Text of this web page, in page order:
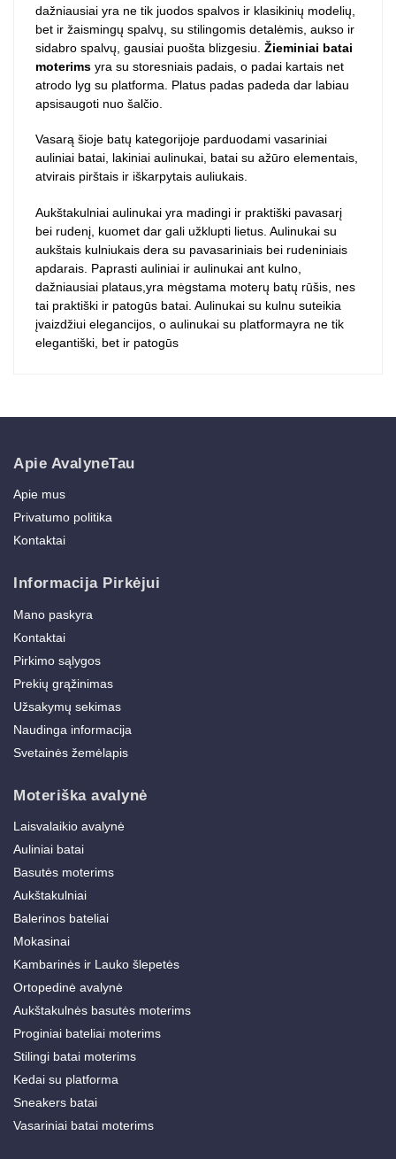
dažniausiai yra ne tik juodos spalvos ir klasikinių modelių,
bet ir žaismingų spalvų, su stilingomis detalėmis, aukso ir
sidabro spalvų, gausiai puošta blizgesiu. Žieminiai batai
moterims yra su storesniais padais, o padai kartais net
atrodo lyg su platforma. Platus padas padeda dar labiau
apsisaugoti nuo šalčio.
Vasarą šioje batų kategorijoje parduodami vasariniai
auliniai batai, lakiniai aulinukai, batai su ažūro elementais,
atvirais pirštais ir iškarpytais auliukais.
Aukštakulniai aulinukai yra madingi ir praktiški pavasarį
bei rudenį, kuomet dar gali užklupti lietus. Aulinukai su
aukštais kulniukais dera su pavasariniais bei rudeniniais
apdarais. Paprasti auliniai ir aulinukai ant kulno,
dažniausiai plataus,yra mėgstama moterų batų rūšis, nes
tai praktiški ir patogūs batai. Aulinukai su kulnu suteikia
įvaizdžiui elegancijos, o aulinukai su platformayra ne tik
elegantiški, bet ir patogūs
Apie AvalyneTau
Apie mus
Privatumo politika
Kontaktai
Informacija Pirkėjui
Mano paskyra
Kontaktai
Pirkimo sąlygos
Prekių grąžinimas
Užsakymų sekimas
Naudinga informacija
Svetainės žemėlapis
Moteriška avalynė
Laisvalaikio avalynė
Auliniai batai
Basutės moterims
Aukštakulniai
Balerinos bateliai
Mokasinai
Kambarinės ir Lauko šlepetės
Ortopedinė avalynė
Aukštakulnės basutės moterims
Proginiai bateliai moterims
Stilingi batai moterims
Kedai su platforma
Sneakers batai
Vasariniai batai moterims